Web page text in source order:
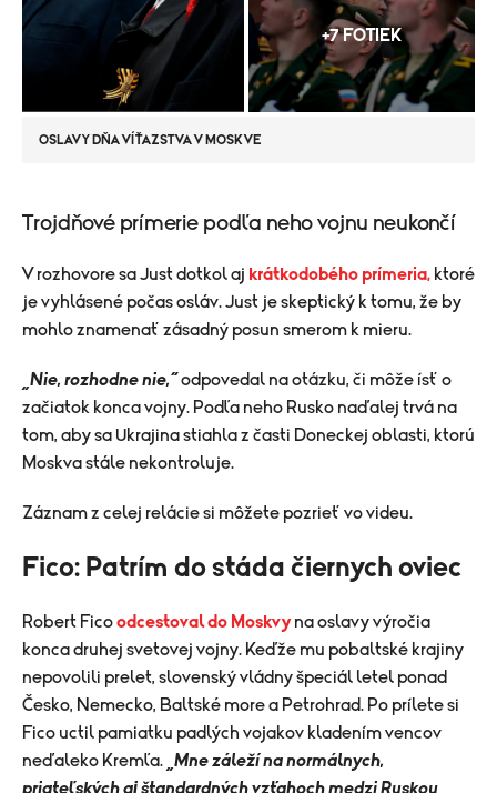
+7 FOTIEK
OSLAVY DŇA VÍŤAZSTVA V MOSKVE
Trojdňové prímerie podľa neho vojnu neukončí
V rozhovore sa Just dotkol aj krátkodobého prímeria, ktoré
je vyhlásené počas osláv. Just je skeptický k tomu, že by
mohlo znamenať zásadný posun smerom k mieru.
„Nie, rozhodne nie,“odpovedal na otázku, či môže ísť o
začiatok konca vojny. Podľa neho Rusko naďalej trvá na
tom, aby sa Ukrajina stiahla z časti Doneckej oblasti, ktorú
Moskva stále nekontroluje.
Záznam z celej relácie si môžete pozrieť vo videu.
Fico: Patrím do stáda čiernych oviec
Robert Ficoodcestoval do Moskvyna oslavy výročia
konca druhej svetovej vojny. Keďže mu pobaltské krajiny
nepovolili prelet, slovenský vládny špeciál letel ponad
Česko, Nemecko, Baltské more a Petrohrad. Po prílete si
Fico uctil pamiatku padlých vojakov kladením vencov
neďaleko Kremľa.
Mne záleží na normálnych,
priateľských aj štandardných vzťahoch medzi Ruskou